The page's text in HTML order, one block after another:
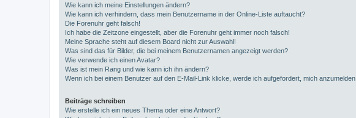
Wie kann ich meine Einstellungen ändern?
Wie kann ich verhindern, dass mein Benutzername in der Online-Liste auftaucht?
Die Forenuhr geht falsch!
Ich habe die Zeitzone eingestellt, aber die Forenuhr geht immer noch falsch!
Meine Sprache steht auf diesem Board nicht zur Auswahl!
Was sind das für Bilder, die bei meinem Benutzernamen angezeigt werden?
Wie verwende ich einen Avatar?
Was ist mein Rang und wie kann ich ihn ändern?
Wenn ich bei einem Benutzer auf den E-Mail-Link klicke, werde ich aufgefordert, mich anzumelden.
Beiträge schreiben
Wie erstelle ich ein neues Thema oder eine Antwort?